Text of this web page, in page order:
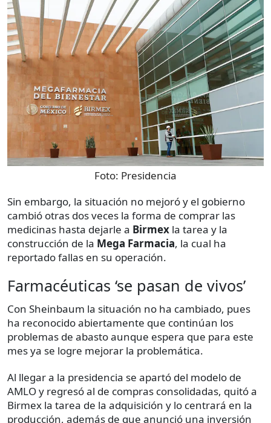
Foto: Presidencia
Sin embargo, la situación no mejoró y el gobierno
cambió otras dos veces la forma de comprar las
medicinas hasta dejarle a Birmex la tarea y la
construcción de la Mega Farmacia, la cual ha
reportado fallas en su operación.
Farmacéuticas ‘se pasan de vivos’
Con Sheinbaum la situación no ha cambiado, pues
ha reconocido abiertamente que continúan los
problemas de abasto aunque espera que para este
mes ya se logre mejorar la problemática.
Al llegar a la presidencia se apartó del modelo de
AMLO y regresó al de compras consolidadas, quitó a
Birmex la tarea de la adquisición y lo centrará en la
producción, además de que anunció una inversión